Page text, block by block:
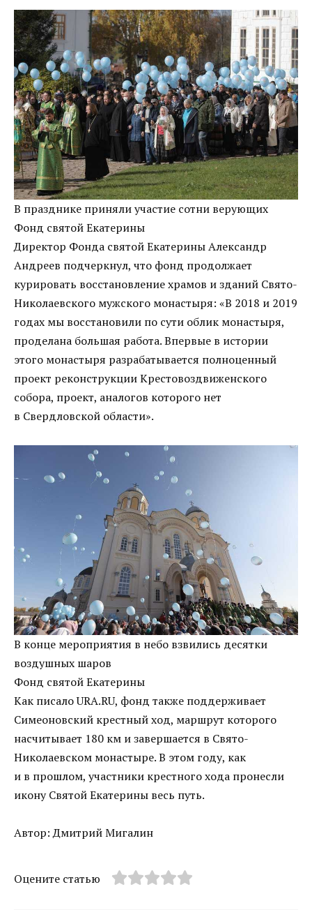
В празднике приняли участие сотни верующих
Фонд святой Екатерины
Директор Фонда святой Екатерины Александр
Андреев подчеркнул, что фонд продолжает
курировать восстановление храмов и зданий Свято-
Николаевского мужского монастыря: «В 2018 и 2019
годах мы восстановили по сути облик монастыря,
проделана большая работа. Впервые в истории
этого монастыря разрабатывается полноценный
проект реконструкции Крестовоздвиженского
собора, проект, аналогов которого нет
в Свердловской области».
В конце мероприятия в небо взвились десятки
воздушных шаров
Фонд святой Екатерины
Как писало URA.RU, фонд также поддерживает
Симеоновский крестный ход, маршрут которого
насчитывает 180 км и завершается в Свято-
Николаевском монастыре. В этом году, как
и в прошлом, участники крестного хода пронесли
икону Святой Екатерины весь путь.
Автор: Дмитрий Мигалин
Оцените статью